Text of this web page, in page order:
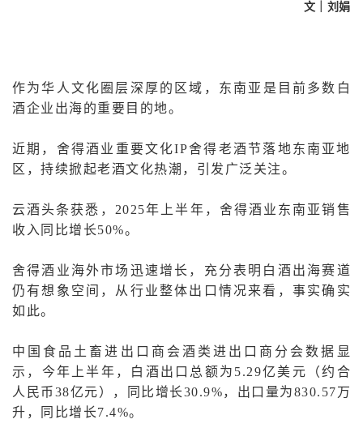
文｜刘娟
作为华人文化圈层深厚的区域， 东南亚 是目前多数白
酒企业出海的重要目的地。
近期，舍得酒业重要文化IP舍得老酒节落地东南亚地
区，持续掀起老酒文化热潮，引发广泛关注。
云酒头条获悉，2025年上半年，舍得酒业东南亚销售
收入同比增长50%。
舍得酒业海外市场迅速增长，充分表明白酒出海赛道
仍有想象空间，从行业整体出口情况来看，事实确实
如此。
中国食品土畜进出口商会酒类进出口商分会数据显
示，今年上半年，白酒出口总额为5.29亿美元（约合
人民币38亿元），同比增长30.9%，出口量为830.57万
升，同比增长7.4%。